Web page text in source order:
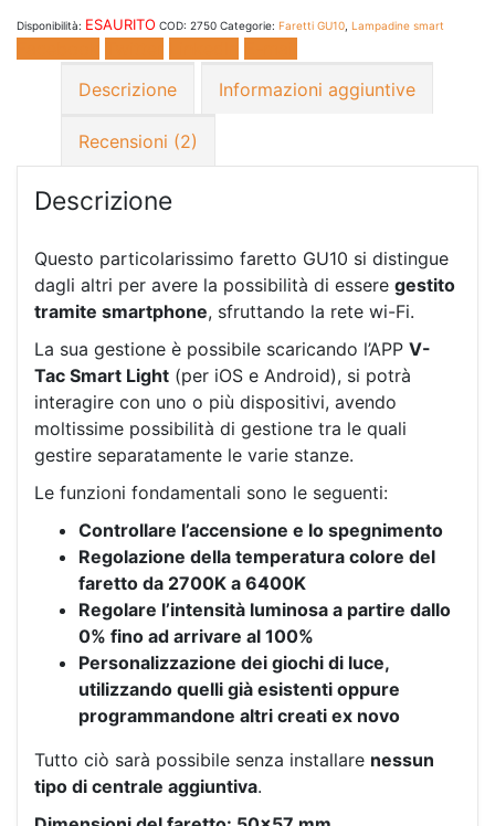
Disponibilità: ESAURITO COD: 2750 Categorie: Faretti GU10 Lampadine smart
Descrizione
Informazioni aggiuntive
Recensioni (2)
Descrizione
Questo particolarissimo faretto GU10 si distingue
dagli altri per avere la possibilità di essere gestito
tramite smartphone, sfruttando la rete wi-Fi.
La sua gestione è possibile scaricando l’APP V-
Tac Smart Light (per iOS e Android), si potrà
interagire con uno o più dispositivi, avendo
moltissime possibilità di gestione tra le quali
gestire separatamente le varie stanze.
Le funzioni fondamentali sono le seguenti:
Controllare l’accensione e lo spegnimento
Regolazione della temperatura colore del
faretto da 2700K a 6400K
Regolare l’intensità luminosa a partire dallo
0% fino ad arrivare al 100%
Personalizzazione dei giochi di luce,
utilizzando quelli già esistenti oppure
programmandone altri creati ex novo
Tutto ciò sarà possibile senza installare nessun
tipo di centrale aggiuntiva.